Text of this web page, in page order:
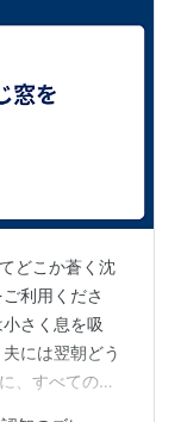
どこか蒼く沈
利用くださ
さく息を吸
には翌朝どう
、すべての段